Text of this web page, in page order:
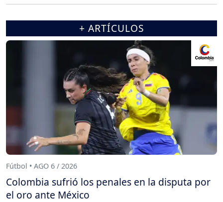
+ ARTÍCULOS
Fútbol • AGO 6 / 2026
Colombia sufrió los penales en la disputa por
el oro ante México